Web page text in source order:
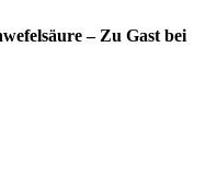
– Zu Gast bei